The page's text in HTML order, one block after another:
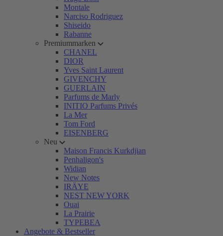
Montale
Narciso Rodriguez
Shiseido
Rabanne
Premiummarken
CHANEL
DIOR
Yves Saint Laurent
GIVENCHY
GUERLAIN
Parfums de Marly
INITIO Parfums Privés
La Mer
Tom Ford
EISENBERG
Neu
Maison Francis Kurkdjian
Penhaligon's
Widian
New Notes
IRÄYE
NEST NEW YORK
Ouai
La Prairie
TYPEBEA
Angebote & Bestseller